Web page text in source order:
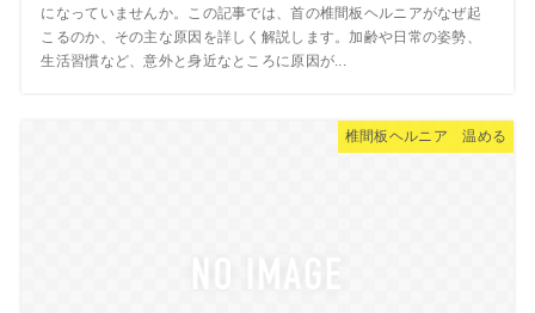
になっていませんか。この記事では、首の椎間板ヘルニアがなぜ起
こるのか、その主な原因を詳しく解説します。加齢や日常の姿勢、
生活習慣など、意外と身近なところに原因が...
椎間板ヘルニア 温める